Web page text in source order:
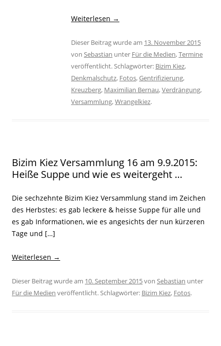
Weiterlesen →
Dieser Beitrag wurde am 13. November 2015
von Sebastian unter Für die Medien,Termine
veröffentlicht. Schlagwörter: Bizim Kiez,
Denkmalschutz, Fotos,Gentrifizierung,
Kreuzberg, Maximilian Bernau,Verdrängung,
Versammlung,Wrangelkiez.
Bizim Kiez Versammlung 16 am 9.9.2015:
Heiße Suppe und wie es weitergeht …
Die sechzehnte Bizim Kiez Versammlung stand im Zeichen
des Herbstes: es gab leckere & heisse Suppe für alle und
es gab Informationen, wie es angesichts der nun kürzeren
Tage und […]
Weiterlesen →
Dieser Beitrag wurde am 10. September 2015von Sebastian unter
Für die Medien veröffentlicht. Schlagwörter: Bizim Kiez, Fotos.